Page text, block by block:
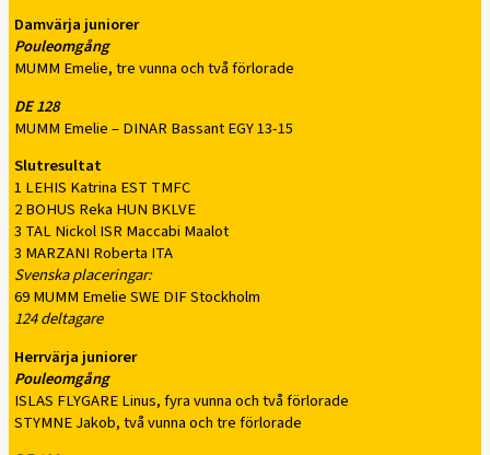
Damvärja juniorer
Pouleomgång
MUMM Emelie, tre vunna och två förlorade
DE 128
MUMM Emelie – DINAR Bassant EGY 13-15
Slutresultat
1 LEHIS Katrina EST TMFC
2 BOHUS Reka HUN BKLVE
3 TAL Nickol ISR Maccabi Maalot
3 MARZANI Roberta ITA
Svenska placeringar:
69 MUMM Emelie SWE DIF Stockholm
124 deltagare
Herrvärja juniorer
Pouleomgång
ISLAS FLYGARE Linus, fyra vunna och två förlorade
STYMNE Jakob, två vunna och tre förlorade